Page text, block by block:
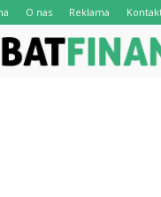
O nas Reklama